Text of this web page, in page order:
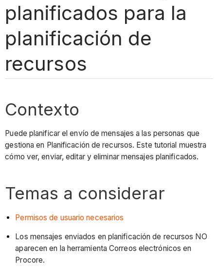
planificados para la
planificación de
recursos
Contexto
Puede planificar el envío de mensajes a las personas que
gestiona en Planificación de recursos. Este tutorial muestra
cómo ver, enviar, editar y eliminar mensajes planificados.
Temas a considerar
Permisos de usuario necesarios
Los mensajes enviados en planificación de recursos NO
aparecen en la herramienta Correos electrónicos en
Procore.